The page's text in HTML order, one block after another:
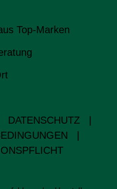
Top-Marken
DATENSCHUTZ